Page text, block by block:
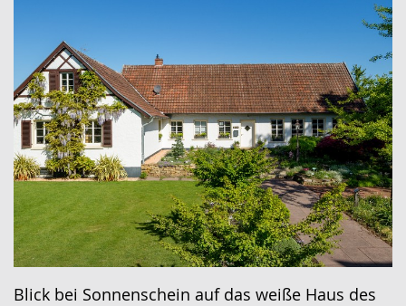
Blick bei Sonnenschein auf das weiße Haus des